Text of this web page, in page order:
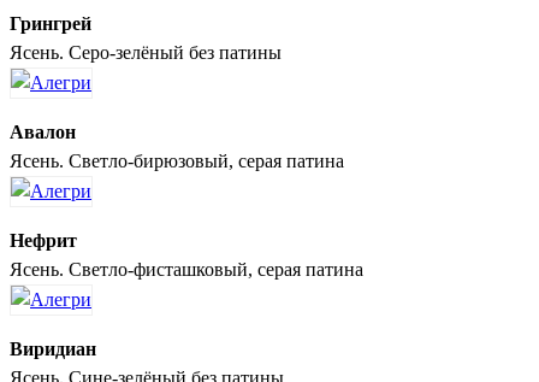
Грингрей
Ясень. Серо-зелёный без патины
Авалон
Ясень. Светло-бирюзовый, серая патина
Нефрит
Ясень. Светло-фисташковый, серая патина
Виридиан
Ясень. Сине-зелёный без патины